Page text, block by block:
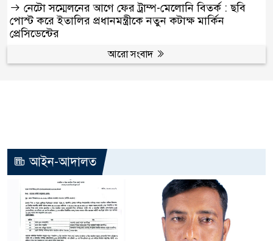
নেটো সম্মেলনের আগে ফের ট্রাম্প-মেলোনি বিতর্ক : ছবি
পোস্ট করে ইতালির প্রধানমন্ত্রীকে নতুন কটাক্ষ মার্কিন
প্রেসিডেন্টের
আরো সংবাদ
আইন-আদালত